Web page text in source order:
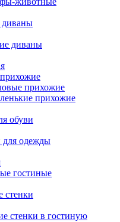
диваны
прихожие
прихожие
обуви
одежды
гостиные
стенки
стенки в гостиную